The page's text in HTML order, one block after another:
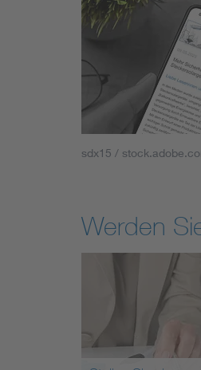
sdx15 /
Werden